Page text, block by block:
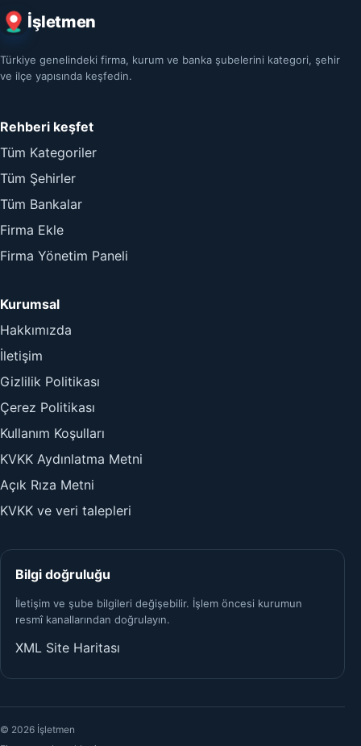
İşletmen
Türkiye genelindeki firma, kurum ve banka şubelerini kategori, şehir
ve ilçe yapısında keşfedin.
Rehberi keşfet
Tüm Kategoriler
Tüm Şehirler
Tüm Bankalar
Firma Ekle
Firma Yönetim Paneli
Kurumsal
Hakkımızda
İletişim
Gizlilik Politikası
Çerez Politikası
Kullanım Koşulları
KVKK Aydınlatma Metni
Açık Rıza Metni
KVKK ve veri talepleri
Bilgi doğruluğu
İletişim ve şube bilgileri değişebilir. İşlem öncesi kurumun
resmî kanallarından doğrulayın.
XML Site Haritası
© 2026 İşletmen